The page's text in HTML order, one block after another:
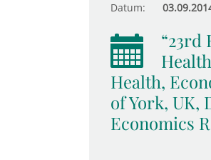
Datum:
“23rd
Health,
of York, UK,
Economics